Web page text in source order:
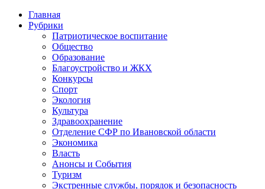
Главная
Рубрики
Патриотическое воспитание
Общество
Образование
Благоустройство и ЖКХ
Конкурсы
Спорт
Экология
Культура
Здравоохранение
Отделение СФР по Ивановской области
Экономика
Власть
Анонсы и События
Туризм
Экстренные службы, порядок и безопасность